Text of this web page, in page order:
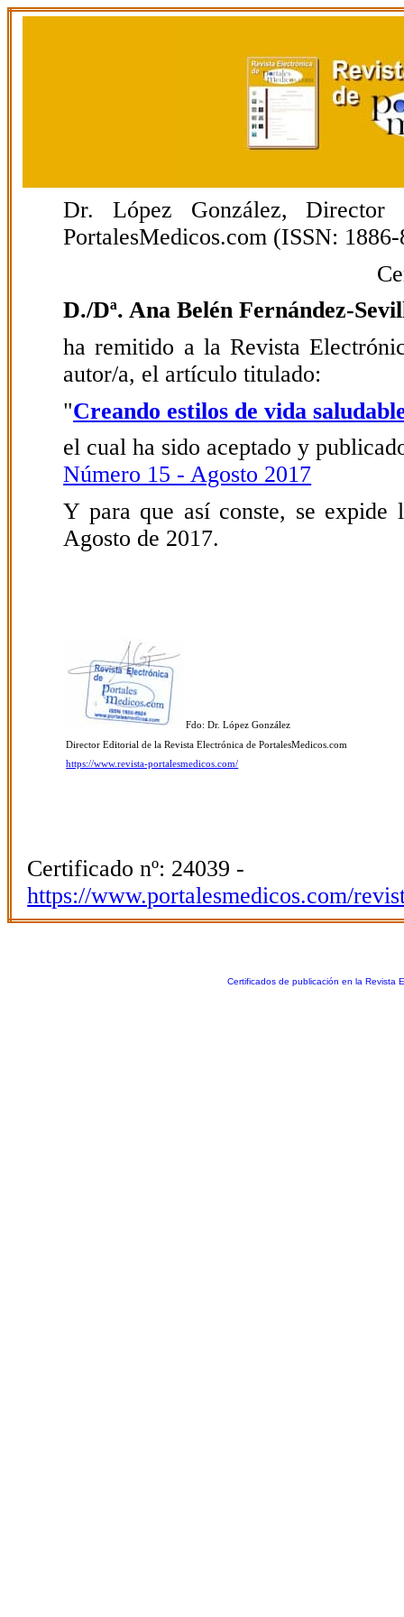
Dr. López González,
PortalesMedicos.com (ISSN:
D./Dª. Ana Belén Fernández-
ha remitido a la Revista
autor/a, el artículo titulado:
"Creando estilos de vida
el cual ha sido aceptado y
Número 15 - Agosto 2017
Y para que así conste, se
Agosto de 2017.
Fdo: Dr. López González
Director Editorial de la Revista Electrónica de PortalesMedicos.com
https://www.revista-portalesmedicos.com/
Certificado nº: 24039 -
https://www.portalesmedicos.com/
Certificados de publicación en la Revista